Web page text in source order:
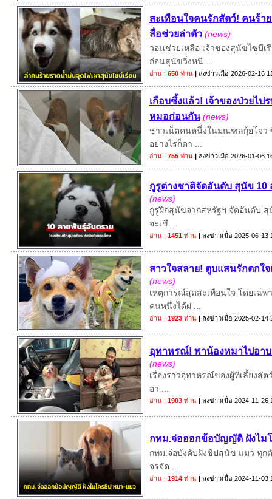
สะเทือนใจคนรักสัตว์! คนร้า
สื่อช่วยล่าตัว (news)
วอนช่วยเหลือ เจ้าของสุนัขไซบี
ก่อนสุนัขวิ่งหนี ...
อ่าน : 650ท่าน | ลงข่าวเมื่อ 2026-02-16
เกือบซึ้งแล้ว! เจ้าของป่วยไป
หมอก่อนกัน (news)
ชาวเน็ตคนหนึ่งในมณฑลกุ้ยโจว
อย่างไรก็ตา ...
อ่าน : 755ท่าน | ลงข่าวเมื่อ 2026-01-06
กูรูต่างชาติจัดอันดับ สุนัข 10
(news)
กูรูฝึกสุนัขจากสหรัฐฯ จัดอันดับ
จะเชื ...
อ่าน : 1451ท่าน | ลงข่าวเมื่อ 2025-06-13
สาวใจสลาย! ตูบแสนรักตกใ
(news)
เหตุการณ์สุดสะเทือนใจ โดยเฉ
คนหนึ่งได้ฝ ...
อ่าน : 1923ท่าน | ลงข่าวเมื่อ 2025-02-14
อุทาหรณ์! พาน้องหมาไปอา
(news)
เรื่องราวอุทาหรณ์ของผู้ที่เลี้ยงสั
อา ...
อ่าน : 1903ท่าน | ลงข่าวเมื่อ 2024-11-26
กทม.จ่อออกข้อบัญญัติ ฝังไม
กทม.จ่อบังคับฝังชิปสุนัข แมว ทุก
จรจัด ...
อ่าน : 1914ท่าน | ลงข่าวเมื่อ 2024-11-03